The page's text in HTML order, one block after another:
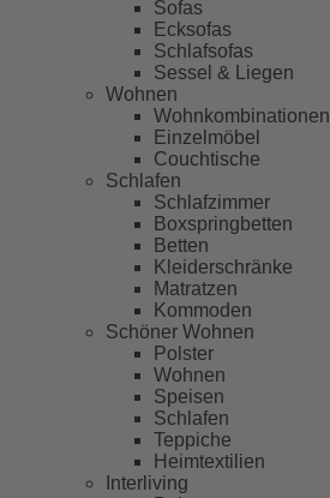
Sofas
Ecksofas
Schlafsofas
Sessel & Liegen
Wohnen
Wohnkombinationen
Einzelmöbel
Couchtische
Schlafen
Schlafzimmer
Boxspringbetten
Betten
Kleiderschränke
Matratzen
Kommoden
Schöner Wohnen
Polster
Wohnen
Speisen
Schlafen
Teppiche
Heimtextilien
Interliving